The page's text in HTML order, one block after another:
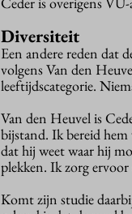
Diversiteit
Een andere reden dat
volgens Van den
leeftijdscategorie.
Van den Heuvel is
bijstand. Ik bereid
dat hij weet waar hij
plekken. Ik zorg ervoor
Komt zijn studie